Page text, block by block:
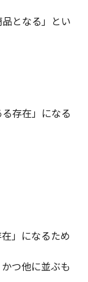
となる」とい
存在」になる
」になるため
つ他に並ぶも